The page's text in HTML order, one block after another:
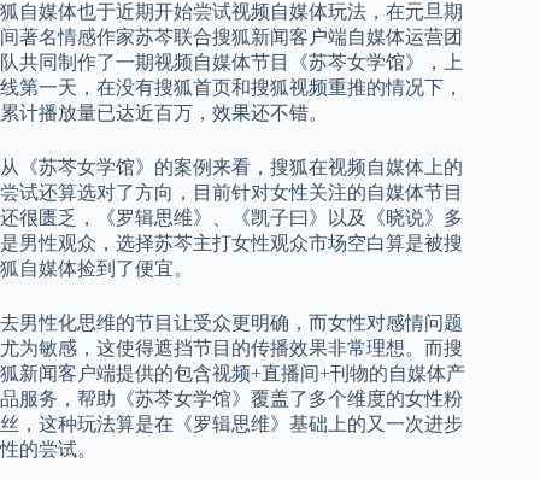
狐自媒体也于近期开始尝试视频自媒体玩法，在元旦期
间著名情感作家苏芩联合搜狐新闻客户端自媒体运营团
队共同制作了一期视频自媒体节目《苏芩女学馆》，上
线第一天，在没有搜狐首页和搜狐视频重推的情况下，
累计播放量已达近百万，效果还不错。
从《苏芩女学馆》的案例来看，搜狐在视频自媒体上的
尝试还算选对了方向，目前针对女性关注的自媒体节目
还很匮乏，《罗辑思维》、《凯子曰》以及《晓说》多
是男性观众，选择苏芩主打女性观众市场空白算是被搜
狐自媒体捡到了便宜。
去男性化思维的节目让受众更明确，而女性对感情问题
尤为敏感，这使得遮挡节目的传播效果非常理想。而搜
狐新闻客户端提供的包含视频+直播间+刊物的自媒体产
品服务，帮助《苏芩女学馆》覆盖了多个维度的女性粉
丝，这种玩法算是在《罗辑思维》基础上的又一次进步
性的尝试。